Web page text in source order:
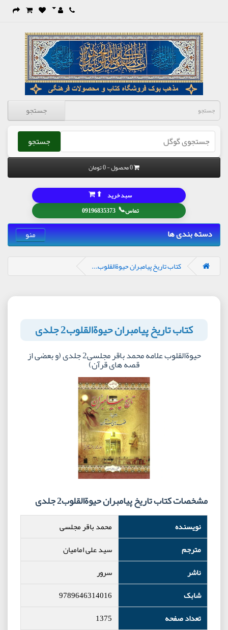
جستجو
جستجو
0 محصول - 0 تومان
تماس📞
09196835373
سبد خرید ⬆
دسته بندی ها منو
کتاب تاریخ پیامبران حیوةالقلوب...
کتاب تاریخ پیامبران حیوةالقلوب2 جلدی
حیوةالقلوب علامه محمد باقر مجلسی2 جلدی (و بعضی از
قصه های قرآن)
مشخصات کتاب تاریخ پیامبران حیوةالقلوب2 جلدی
نویسنده
محمد باقر مجلسی
مترجم
سید علی امامیان
ناشر
سرور
شابک
9789646314016
تعداد صفحه
1375